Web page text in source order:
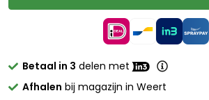
Betaal in 3 delen met
Afhalen bij magazijn in Weert